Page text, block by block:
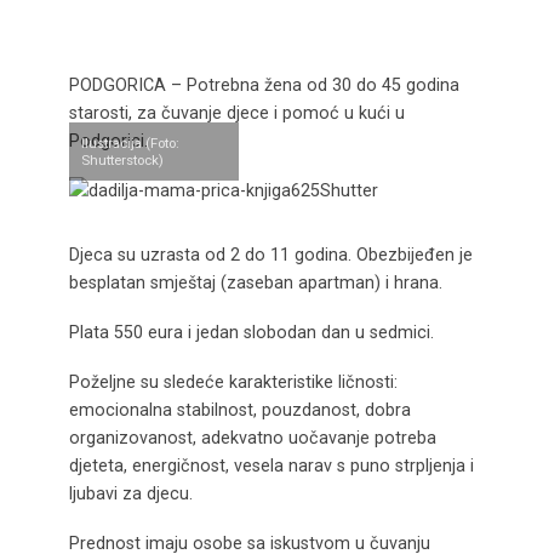
PODGORICA – Potrebna žena od 30 do 45 godina
starosti, za čuvanje djece i pomoć u kući u
Podgorici.
Ilustracija (Foto:
Shutterstock)
Djeca su uzrasta od 2 do 11 godina. Obezbijeđen je
besplatan smještaj (zaseban apartman) i hrana.
Plata 550 eura i jedan slobodan dan u sedmici.
Poželjne su sledeće karakteristike ličnosti:
emocionalna stabilnost, pouzdanost, dobra
organizovanost, adekvatno uočavanje potreba
djeteta, energičnost, vesela narav s puno strpljenja i
ljubavi za djecu.
Prednost imaju osobe sa iskustvom u čuvanju